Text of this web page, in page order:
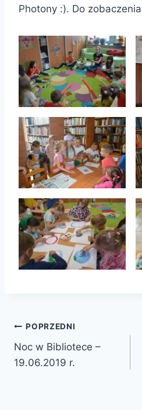
Photony :). Do
Nawigacja
wpisu
POPRZEDNI
Noc w Bibliotece –
19.06.2019 r.